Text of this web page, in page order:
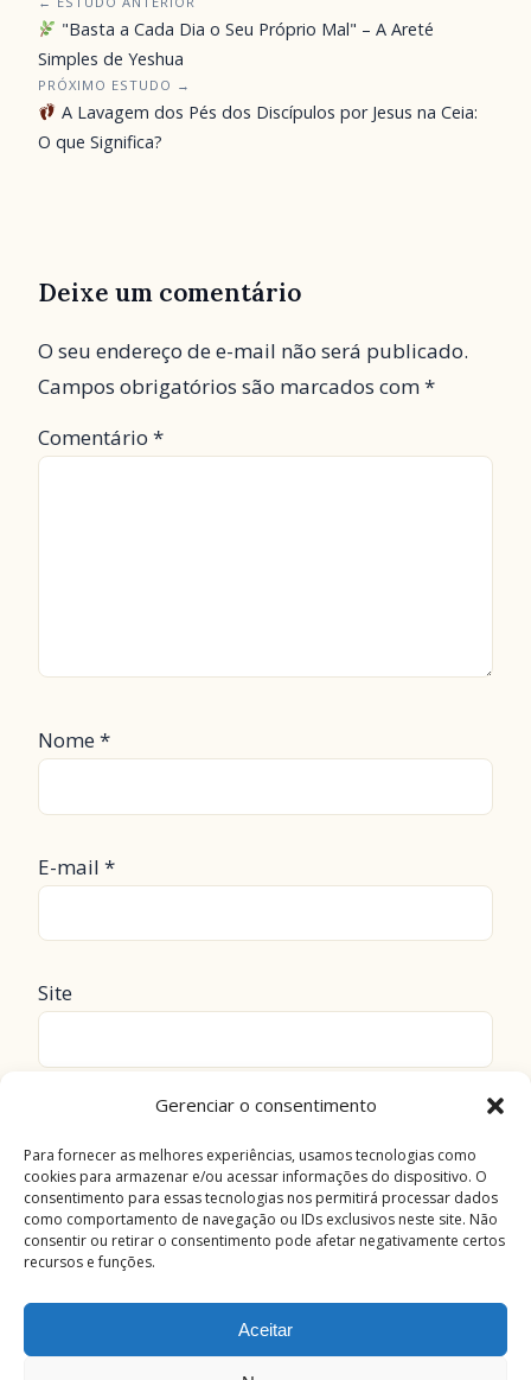
Gerenciar o consentimento
Para fornecer as melhores experiências, usamos tecnologias como
cookies para armazenar e/ou acessar informações do dispositivo. O
consentimento para essas tecnologias nos permitirá processar dados
como comportamento de navegação ou IDs exclusivos neste site. Não
consentir ou retirar o consentimento pode afetar negativamente certos
recursos e funções.
Aceitar
"Basta a Cada Dia o Seu Próprio Mal" – A Areté
Simples de Yeshua
PRÓXIMO ESTUDO →
A Lavagem dos Pés dos Discípulos por Jesus na Ceia:
O que Significa?
Deixe um comentário
O seu endereço de e-mail não será publicado.
Campos obrigatórios são marcados com*
Comentário *
Nome*
E-mail *
Site
Salvar meus dados neste navegador para a
próxima vez que eu comentar.